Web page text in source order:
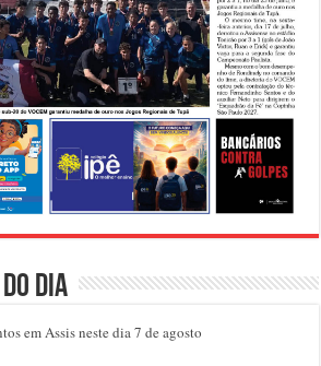
dia
em Assis neste dia 7 de agosto